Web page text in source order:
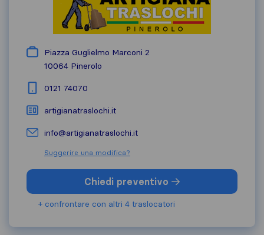
Piazza Guglielmo Marconi 2
10064 Pinerolo
0121 74070
artigianatraslochi.it
info@artigianatraslochi.it
Suggerire una modifica?
Chiedi preventivo
+ confrontare con altri 4 traslocatori